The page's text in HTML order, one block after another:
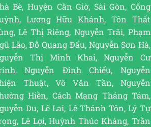
Bè, Huyện Cần Giờ, Sài Gòn, Cống
Lương Hữu Khánh, Tôn Thất
Lê Thị Riêng, Nguyễn Trãi, Phạm
Lão, Đỗ Quang Đẩu, Nguyễn Sơn Hà,
Thị Minh Khai, Nguyễn Cư
Nguyễn Đình Chiểu, Nguyễn
Thuật, Võ Văn Tần, Nguyễn
Hiền, Cách Mạng Tháng Tám,
Du, Lê Lai, Lê Thánh Tôn, Lý Tự
Lê Lợi, Huỳnh Thúc Kháng, Trần